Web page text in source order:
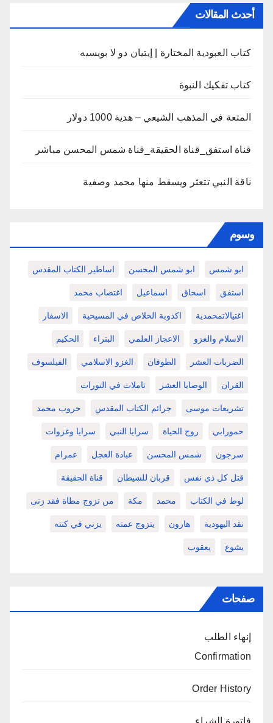
أحدث المقالات
كتاب العبودية المختارة | إيتيان دو لا بويسيه
كتاب تفكيك النبوة
المتعة في المذهب الشيعي – هدية 1000 دولار
قناة استفق_قناة الحقيقة_قناة شمس المحسن مباشر
ناقة النبي تتعثر ويسقط منها محمد وصفية
وسوم
ابو شمس ابو شمس المحسن اساطير الكتاب المقدس
استفق اسحاق اسماعيل اغتصاب محمد
اغتيالاتمحمدية اكذوبة الخلاص في المسيحية الاسفار
الاسلام والغزو الاعجاز العلمي البتراء الحكيم
الضربات العشر الطوفان الغزو الاسلامي الفيلسوف
القران الوصايا العشر تاملات في التورات
تشريعات موسى جرائم الكتاب المقدس حروب محمد
حمورابي روح الحياة سرايا النبي سرايا وغزوات
سرجون شمس المحسن عبادة العجل عمرام
قتل كل ذي نفس قربان للشيطان قناة الحقيقة
لوط في الكتاب محمد مكة من تزوج مطاة فقد زنى
نقد اليهودية هارون يتزوج عمته يزني في كنته
يشوع يعقوب
صفحات
إنهاء الطلب
Confirmation
Order History
فاتورة الشراء